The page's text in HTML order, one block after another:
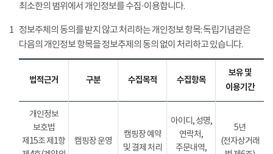
최소한의 범위에서 개인정보를 수집·이용합니다.
1 정보주체의 동의를 받지 않고 처리하는 개인정보 항목: 독립기념관은
다음의 개인정보 항목을 정보추제의 동의 없이 처리하고 있습니다.
법적근거 구분 수집목적 수집항목
보유 및
이용기간
개인정보
보호법
제15조 제1항
캠핑장 운영
캠핑장 예약
및 결제 처리
아이디, 성명,
연락처,
주문내역,
5년
(전자상거래